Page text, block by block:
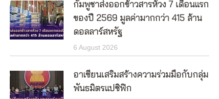
กัมพูชาส่งออกข้าวสารห้วง 7 เดือนแรก
ของปี 2569 มูลค่ามากกว่า 415 ล้าน
ดอลลาร์สหรัฐ
6 August 2026
อาเซียนเสริมสร้างความร่วมมือกับกลุ่ม
พันธมิตรแปซิฟิก